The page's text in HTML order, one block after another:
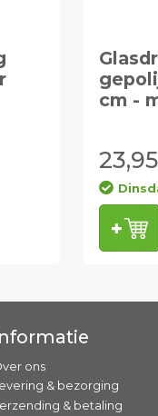
cm -
23,95
ons
& bezorging
& betaling